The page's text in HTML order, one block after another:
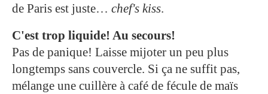
de Paris est juste… chef's kiss.
C'est trop liquide! Au secours!
Pas de panique! Laisse mijoter un peu plus
longtemps sans couvercle. Si ça ne suffit pas,
mélange une cuillère à café de fécule de maïs